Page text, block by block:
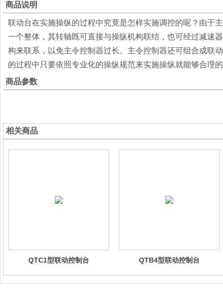
商品说明
联动台在实施操纵的过程中究竟是怎样实施调控的呢？由于
一个整体，其转轴既可直接与操纵机构联结，也可经过减速
构来联系，以免主令控制器过长。主令控制器还可组合成联
的过程中只要依照专业化的操纵规范来实施操纵就能够合理
商品参数
相关商品
QTC1型联动控制台 QTB4型联动控制台